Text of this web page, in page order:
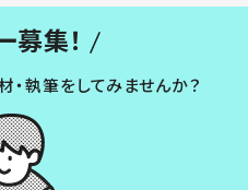
募集！
・執筆をしてみませんか？